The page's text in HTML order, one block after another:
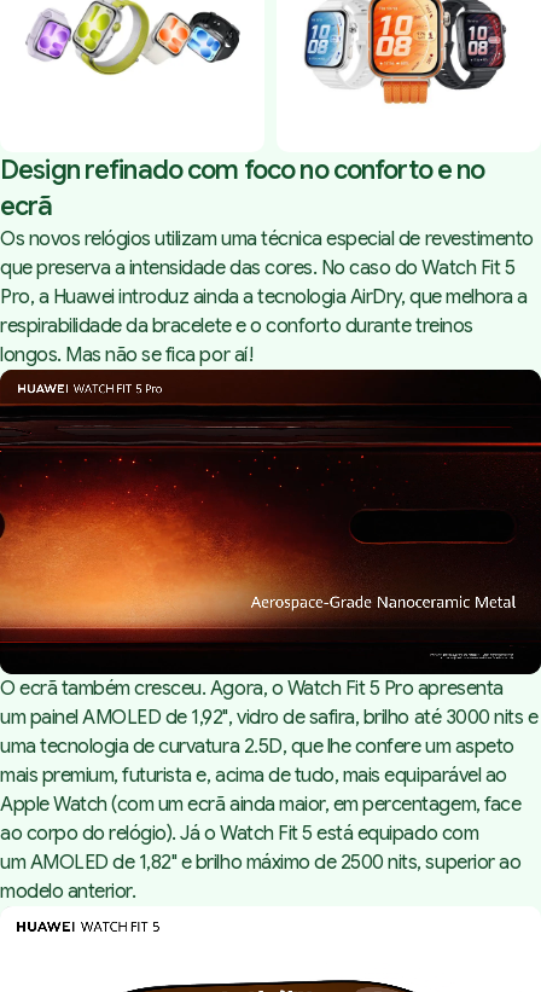
Design refinado com foco no conforto e no
ecrã
Os novos relógios utilizam uma técnica especial de revestimento
que preserva a intensidade das cores. No caso do Watch Fit 5
Pro, a Huawei introduz ainda a tecnologia AirDry, que melhora a
respirabilidade da bracelete e o conforto durante treinos
longos. Mas não se fica por aí!
O ecrã também cresceu. Agora, o Watch Fit 5 Pro apresenta
um painel AMOLED de 1,92", vidro de safira, brilho até 3000 nits e
uma tecnologia de curvatura 2.5D, que lhe confere um aspeto
mais premium, futurista e, acima de tudo, mais equiparável ao
Apple Watch (com um ecrã ainda maior, em percentagem, face
ao corpo do relógio). Já o Watch Fit 5 está equipado com
um AMOLED de 1,82" e brilho máximo de 2500 nits, superior ao
modelo anterior.